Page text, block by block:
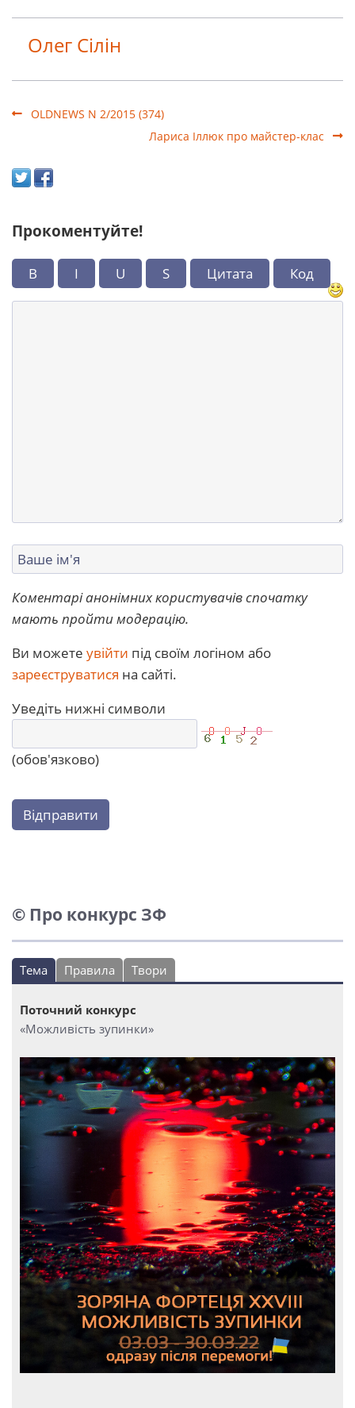
Олег Сілін
OLDNEWS N 2/2015 (374)
Лариса Іллюк про майстер-клас
Прокоментуйте!
B I U S Цитата Код
Коментарі анонімних користувачів спочатку
мають пройти модерацію.
Ви можете увійти під своїм логіном або
зареєструватися на сайті.
Уведіть нижні символи
(обов'язково)
Відправити
© Про конкурс ЗФ
Тема Правила Твори
Поточний конкурс
«Можливість зупинки»